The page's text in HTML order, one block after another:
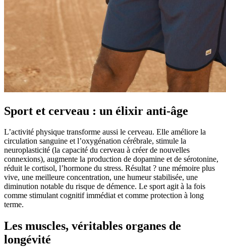
Sport et cerveau : un élixir anti-âge
L’activité physique transforme aussi le cerveau. Elle améliore la
circulation sanguine et l’oxygénation cérébrale, stimule la
neuroplasticité (la capacité du cerveau à créer de nouvelles
connexions), augmente la production de dopamine et de sérotonine,
réduit le cortisol, l’hormone du stress. Résultat ? une mémoire plus
vive, une meilleure concentration, une humeur stabilisée, une
diminution notable du risque de démence. Le sport agit à la fois
comme stimulant cognitif immédiat et comme protection à long
terme.
Les muscles, véritables organes de
longévité